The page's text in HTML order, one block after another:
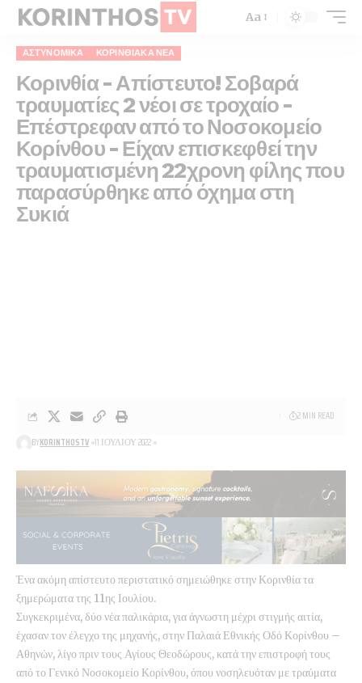
Aa
ΑΣΤΥΝΟΜΙΚΆ ΚΟΡΙΝΘΙΑΚΆ ΝΈΑ
Κορινθία – Απίστευτο! Σοβαρά
τραυματίες 2 νέοι σε τροχαίο –
Επέστρεφαν από το Νοσοκομείο
Κορίνθου – Είχαν επισκεφθεί την
τραυματισμένη 22χρονη φίλης που
παρασύρθηκε από όχημα στη
Συκιά
BYKORINTHOSTV 11 ΙΟΥΛΊΟΥ 2022
2 MIN READ
Ένα ακόμη απίστευτο περιστατικό σημειώθηκε στην Κορινθία τα
ξημερώματα της 11ης Ιουλίου.
Συγκεκριμένα, δύο νέα παλικάρια, για άγνωστη μέχρι στιγμής αιτία,
έχασαν τον έλεγχο της μηχανής, στην Παλαιά Εθνικής Οδό Κορίνθου –
Αθηνών, λίγο πριν τους Αγίους Θεοδώρους, κατά την επιστροφή τους
από το Γενικό Νοσοκομείο Κορίνθου, όπου νοσηλευόταν με τραύματα